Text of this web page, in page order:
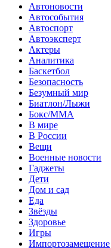
Автоновости
Автособытия
Автоспорт
Автоэксперт
Актеры
Аналитика
Баскетбол
Безопасность
Безумный мир
Биатлон/Лыжи
Бокс/MMA
В мире
В России
Вещи
Военные новости
Гаджеты
Дети
Дом и сад
Еда
Звёзды
Здоровье
Игры
Импортозамещение